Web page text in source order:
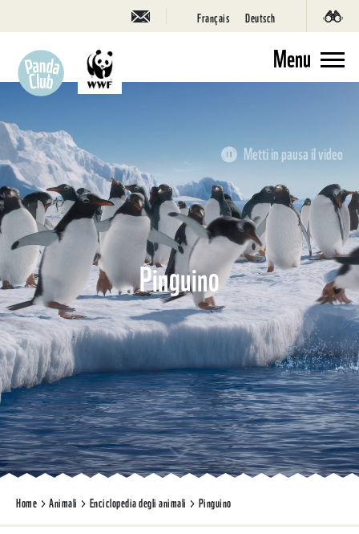
Français Deutsch
Menu
Metti in pausa il video
Pinguino
Home Animali Enciclopedia degli animali Pinguino